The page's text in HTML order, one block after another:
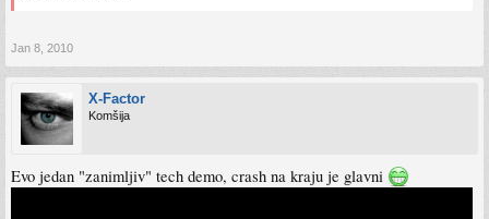
Jan 8, 2010
X-Factor
Komšija
Evo jedan "zanimljiv" tech demo, crash na kraju je glavni